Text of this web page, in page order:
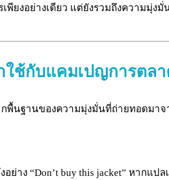
เพียงอย่างเดียว แต่ยังรวมถึงความ
ใช้กับแคมเปญการตล
พื้นฐานของความมุ่งมั่นที่ถ่ายทอดมา
ย่าง “Don’t buy this jacket” หาก